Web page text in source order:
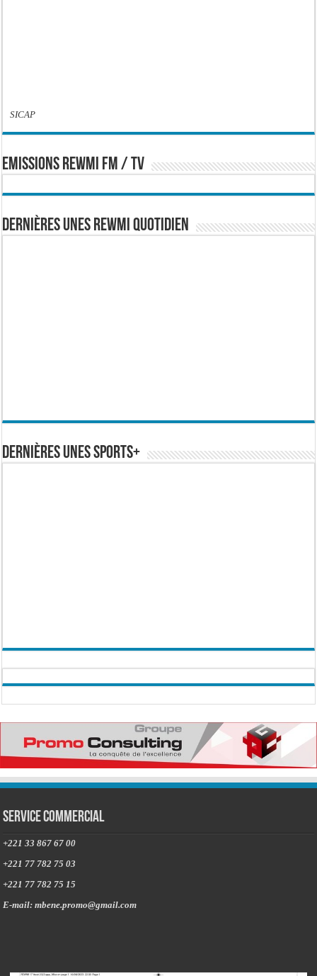
SICAP
EMISSIONS REWMI FM / TV
Dernières Unes Rewmi Quotidien
Dernières Unes Sports+
Service commercial
+221 33 867 67 00
+221 77 782 75 03
+221 77 782 75 15
E-mail: mbene.promo@gmail.com